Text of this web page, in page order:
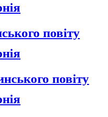
повіту
повіту